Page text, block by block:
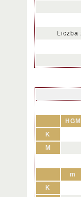
Liczba
HGM
K
M
m
K